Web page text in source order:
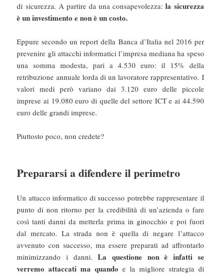
di sicurezza. A partire da una consapevolezza:la sicurezza
è un investimento e non è un costo.
Eppure secondo un report della Banca d’Italia nel 2016 per
prevenire gli attacchi informatici l’impresa mediana ha speso
una somma modesta, pari a 4.530 euro: il 15% della
retribuzione annuale lorda di un lavoratore rappresentativo. I
valori medi però variano dai 3.120 euro delle piccole
imprese ai 19.080 euro di quelle del settore ICT e ai 44.590
euro delle grandi imprese.
Piuttosto poco, non credete?
Prepararsi a difendere il perimetro
Un attacco informatico di successo potrebbe rappresentare il
punto di non ritorno per la credibilità di un’azienda o fare
così tanti danni da metterla prima in ginocchio e poi fuori
dal mercato. La strada non è quella di negare l’attacco
avvenuto con successo, ma essere preparati ad affrontarlo
minimizzando i danni.La questione non è infatti se
verremo attaccati ma quando e la migliore strategia di